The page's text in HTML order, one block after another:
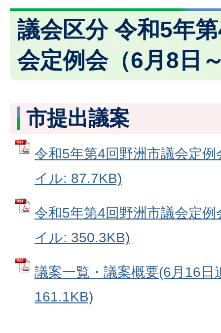
議会区分 令和5年
会定例会（6月8日
市提出議案
令和5年第4回野洲市議会定
イル: 87.7KB)
令和5年第4回野洲市議会定
イル: 350.3KB)
議案一覧・議案概要(6月16
161.1KB)